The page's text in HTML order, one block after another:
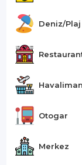
Deniz/Plaj
Otogar
Merkez